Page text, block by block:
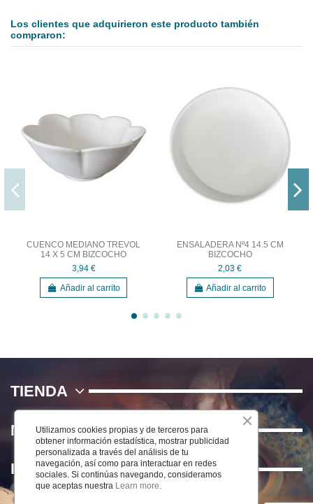
Los clientes que adquirieron este producto también
compraron:
CUENCO MEDIANO TREVOL
14 X 5 CM BIZCOCHO
3,94 €
Añadir al carrito
ENSALADERA Nº4 14.5 CM
BIZCOCHO
2,03 €
Añadir al carrito
TIENDA
NOSOTROS
INFORMACIÓN
Utilizamos cookies propias y de terceros para
obtener información estadística, mostrar publicidad
personalizada a través del análisis de tu
navegación, así como para interactuar en redes
sociales. Si continúas navegando, consideramos
que aceptas nuestra Learn more.